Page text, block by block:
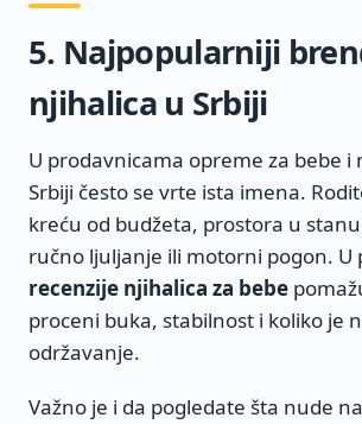
5. Najpopularniji
njihalica u Srbiji
U prodavnicama opreme za bebe i
Srbiji često se vrte ista imena.
kreću od budžeta, prostora u
ručno ljuljanje ili motorni pogon. U
recenzije njihalica za bebe
proceni buka, stabilnost i koliko je
održavanje.
Važno je i da pogledate šta nude